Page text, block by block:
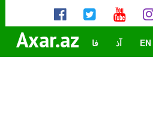
Axar.az EN آذ فا